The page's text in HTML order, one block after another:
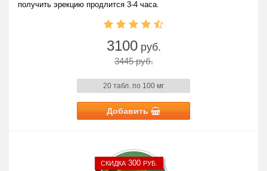
получить эрекцию продлится 3-4 часа.
3100руб.
3445 руб.
20 табл. по 100 мг
Добавить
СКИДКА300 РУБ.